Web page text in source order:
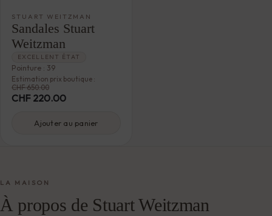
STUART WEITZMAN
Sandales Stuart
Weitzman
EXCELLENT ÉTAT
Pointure : 39
Estimation prix boutique :
CHF 650.00
CHF 220.00
Ajouter au panier
LA MAISON
À propos de Stuart Weitzman